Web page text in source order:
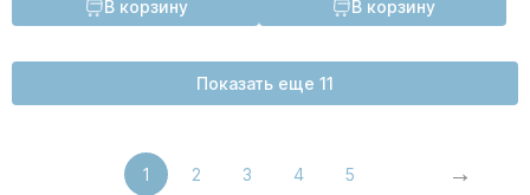
В корзину В корзину
Показать еще 11
1 2 3 4 5